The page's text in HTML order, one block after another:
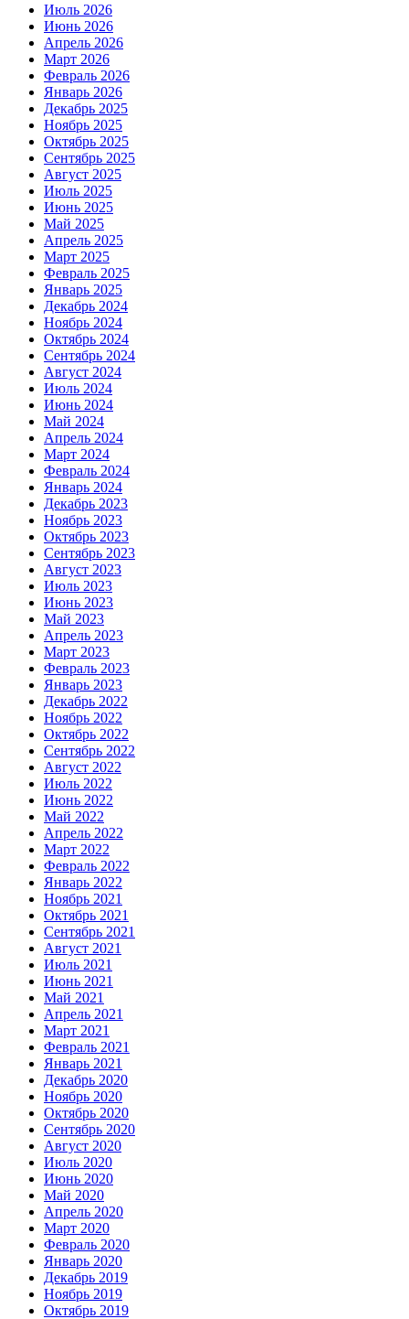
Июль 2026
Июнь 2026
Апрель 2026
Март 2026
Февраль 2026
Январь 2026
Декабрь 2025
Ноябрь 2025
Октябрь 2025
Сентябрь 2025
Август 2025
Июль 2025
Июнь 2025
Май 2025
Апрель 2025
Март 2025
Февраль 2025
Январь 2025
Декабрь 2024
Ноябрь 2024
Октябрь 2024
Сентябрь 2024
Август 2024
Июль 2024
Июнь 2024
Май 2024
Апрель 2024
Март 2024
Февраль 2024
Январь 2024
Декабрь 2023
Ноябрь 2023
Октябрь 2023
Сентябрь 2023
Август 2023
Июль 2023
Июнь 2023
Май 2023
Апрель 2023
Март 2023
Февраль 2023
Январь 2023
Декабрь 2022
Ноябрь 2022
Октябрь 2022
Сентябрь 2022
Август 2022
Июль 2022
Июнь 2022
Май 2022
Апрель 2022
Март 2022
Февраль 2022
Январь 2022
Ноябрь 2021
Октябрь 2021
Сентябрь 2021
Август 2021
Июль 2021
Июнь 2021
Май 2021
Апрель 2021
Март 2021
Февраль 2021
Январь 2021
Декабрь 2020
Ноябрь 2020
Октябрь 2020
Сентябрь 2020
Август 2020
Июль 2020
Июнь 2020
Май 2020
Апрель 2020
Март 2020
Февраль 2020
Январь 2020
Декабрь 2019
Ноябрь 2019
Октябрь 2019